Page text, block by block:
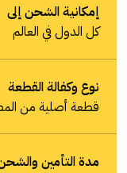
إمكانية الشحن إلى
كل الدول في العالم
نوع وكفالة القطعة
قطعة أصلية من
مدة التأمين